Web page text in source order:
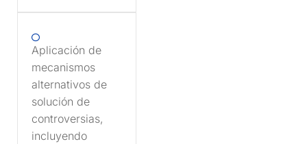
Aplicación de
mecanismos
alternativos de
solución de
controversias,
incluyendo